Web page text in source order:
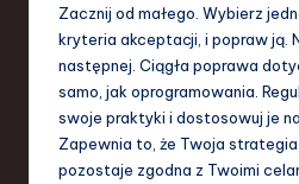
Zacznij od małego. Wybierz
kryteria akceptacji, i popraw ją.
następnej. Ciągła poprawa
samo, jak oprogramowania.
swoje praktyki i dostosowuj je
Zapewnia to, że Twoja
pozostaje zgodna z Twoimi